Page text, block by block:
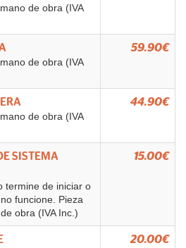
de obra (IVA
de obra (IVA
59.90€
de obra (IVA
44.90€
SISTEMA
termine de iniciar o
funcione. Pieza
obra (IVA Inc.)
15.00€
20.00€